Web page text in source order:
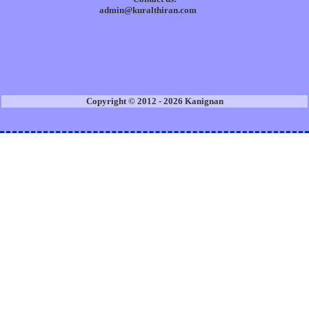
admin@kuralthiran.com
Copyright © 2012 - 2026 Kanignan